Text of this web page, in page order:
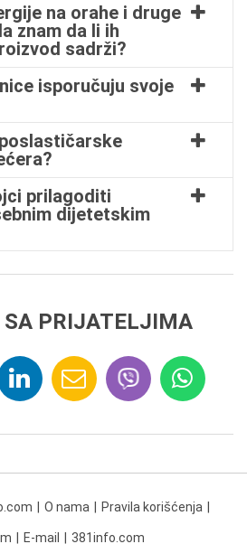
na orahe i druge
znam da li ih
sadrži?
isporučuju svoje
prilagoditi
dijetetskim
SA PRIJATELJIMA
O nama Pravila korišćenja
E-mail 381info.com